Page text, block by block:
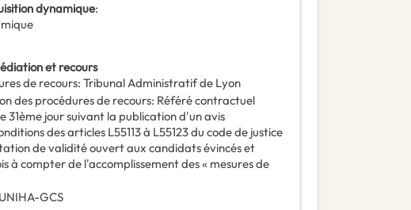
dynamique:
et recours
de recours: Tribunal Administratif de Lyon
des procédures de recours: Référé contractuel
jour suivant la publication d'un avis
des articles L55113 à L55123 du code de justice
de validité ouvert aux candidats évincés et
à compter de l'accomplissement des « mesures de
UNIHA-GCS